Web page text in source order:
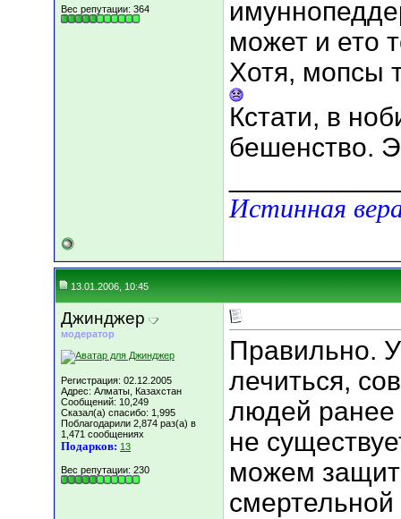
Вес репутации: 364
может и ето
Хотя, мопсы
Кстати, в
бешенство.
Истинная
13.01.2006, 10:45
Джинджер
модератор
Регистрация: 02.12.2005
Адрес: Алматы, Казахстан
Сообщений: 10,249
Сказал(а) спасибо: 1,995
Поблагодарили 2,874 раз(а) в
1,471 сообщениях
Подарков: 13
Вес репутации: 230
Правильно.
лечиться,
людей ранее
не
можем